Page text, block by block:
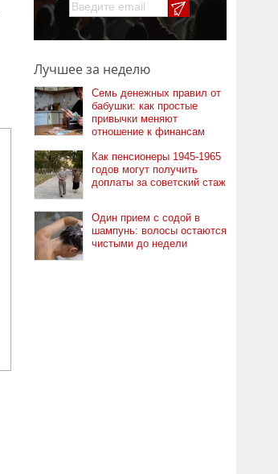
Лучшее за неделю
Семь денежных правил от
бабушки: как простые
привычки меняют
отношение к финансам
Как пенсионеры 1945-1965
годов могут получить
доплаты за советский стаж
Один прием с содой в
шампунь: волосы остаются
чистыми до недели